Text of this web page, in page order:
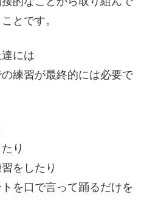
とです。
には
練習が最終的には必要で
り
をしたり
を口で言って踊るだけを